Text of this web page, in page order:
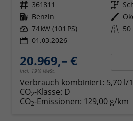
Fahrzeugnr. 361811 Getriebe
Kraftstoff Benzin Außenfarbe
Leistung 74 kW (101 PS) Kilometerstand 50
01.03.2026
20.969,– €
incl. 19% MwSt.
Verbrauch kombiniert: 5,70 l/
CO2-Klasse: D
CO2-Emissionen: 129,00 g/km